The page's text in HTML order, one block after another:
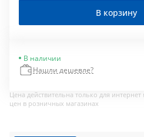
В корзину
В наличии
Нашли дешевле?
Цена действительна только для
цен в розничных магазинах